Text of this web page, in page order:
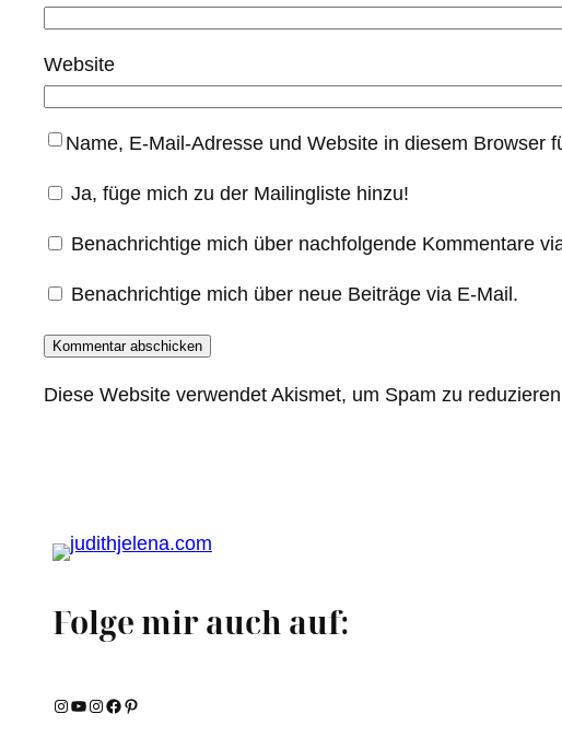
Website
Name, E-Mail-Adresse und Website in diesem Browser
Ja, füge mich zu der Mailingliste hinzu!
Benachrichtige mich über nachfolgende Kommentare
Benachrichtige mich über neue Beiträge via E-Mail.
Diese Website verwendet Akismet, um Spam zu
Folge mir auch auf:
Instagram YouTube Instagram Facebook Pinterest